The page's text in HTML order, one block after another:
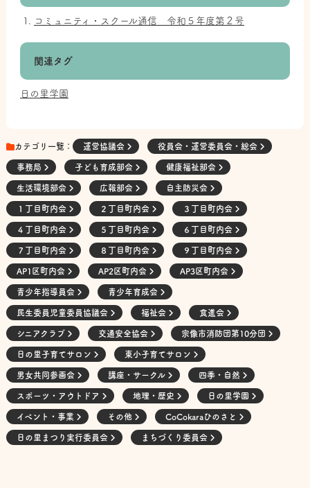
コミュニティ・スクール通信 令和５年度第２号
関連タグ
日の里学園
カテゴリ一覧： 運営協議会 役員会・運営委員会・総会
事務局 子ども育成部会 健康福祉部会
生活環境部会 広報部会 自主防災会
１丁目町内会 ２丁目町内会 ３丁目町内会
４丁目町内会 ５丁目町内会 ６丁目町内会
７丁目町内会 ８丁目町内会 ９丁目町内会
AP1区町内会 AP2区町内会 AP3区町内会
青少年指導員会 青少年育成会
民生委員児童委員協議会 福祉会 食進会
シニアクラブ 交通安全協会 宗像市消防団第10分団
日の里子育てサロン 東小子育てサロン
男女共同参画会 講座・サークル 四季・自然
スポーツ・アウトドア 地理・歴史 日の里学園
イベント・事業 その他 CoCokaraひのさと
日の里まつり実行委員会 まちづくり委員会